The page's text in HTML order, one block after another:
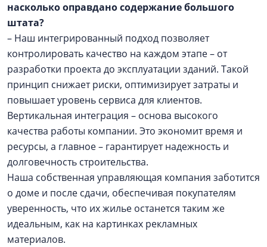
насколько оправдано содержание большого
штата?
– Наш интегрированный подход позволяет
контролировать качество на каждом этапе – от
разработки проекта до эксплуатации зданий. Такой
принцип снижает риски, оптимизирует затраты и
повышает уровень сервиса для клиентов.
Вертикальная интеграция – основа высокого
качества работы компании. Это экономит время и
ресурсы, а главное – гарантирует надежность и
долговечность строительства.
Наша собственная управляющая компания заботится
о доме и после сдачи, обеспечивая покупателям
уверенность, что их жилье останется таким же
идеальным, как на картинках рекламных
материалов.